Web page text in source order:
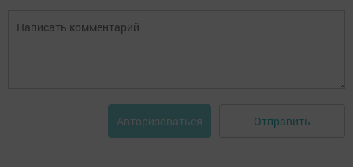
Авторизоваться Отправить